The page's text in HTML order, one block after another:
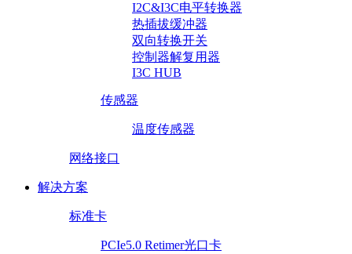
I2C&I3C电平转换器
热插拔缓冲器
双向转换开关
控制器解复用器
I3C HUB
传感器
温度传感器
网络接口
解决方案
标准卡
PCIe5.0 Retimer光口卡